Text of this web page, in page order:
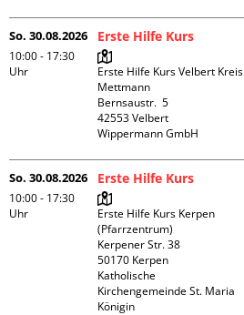
So. 30.08.2026
10:00 - 17:30
Uhr
Erste Hilfe Kurs
Erste Hilfe Kurs Velbert Kreis
Mettmann
Bernsaustr.  5
42553 Velbert
Wippermann GmbH
So. 30.08.2026
10:00 - 17:30
Uhr
Erste Hilfe Kurs
Erste Hilfe Kurs Kerpen
(Pfarrzentrum)
Kerpener Str. 38
50170 Kerpen
Katholische
Kirchengemeinde St. Maria
Königin